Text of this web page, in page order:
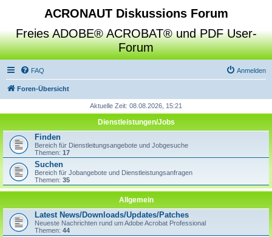
ACRONAUT Diskussions Forum
Freies ADOBE® ACROBAT® und PDF User-
Forum
FAQ Anmelden
Foren-Übersicht
Aktuelle Zeit: 08.08.2026, 15:21
Dienstleistungen/Jobs
Finden
Bereich für Dienstleitungsangebote und Jobgesuche
Themen: 17
Suchen
Bereich für Jobangebote und Dienstleistungsanfragen
Themen: 35
Allgemein
Latest News/Downloads/Updates/Patches
Neueste Nachrichten rund um Adobe Acrobat Professional
Themen: 44